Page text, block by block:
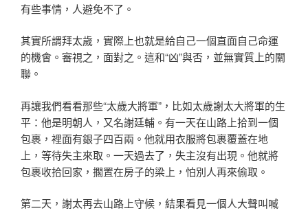
有些事情，人避免不了。
其實所謂拜太歲，實際上也就是給自己一個直面自己命運
的機會。審視之，面對之。這和“凶”與否，並無實質上的關
聯。
再讓我們看看那些“太歲大將軍”，比如太歲謝太大將軍的生
平：他是明朝人，又名謝廷輔。有一天在山路上拾到一個
包裹，裡面有銀子四百兩。他就用衣服將包裹覆蓋在地
上，等待失主來取。一天過去了，失主沒有出現。他就將
包裹收拾回家，擱置在房子的梁上，怕別人再來偷取。
第二天，謝太再去山路上守候，結果看見一個人大聲叫喊